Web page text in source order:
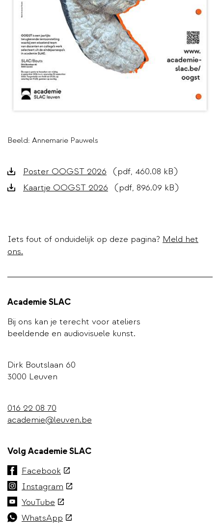
Beeld: Annemarie Pauwels
Downloads
Poster OOGST 2026
(pdf, 460.08 kB)
Kaartje OOGST 2026
(pdf, 896.09 kB)
Iets fout of onduidelijk op deze pagina? Meld het
ons.
Academie SLAC
Bij ons kan je terecht voor ateliers
beeldende en audiovisuele kunst.
Dirk Boutslaan 60
3000 Leuven
016 22 08 70
academie@leuven.be
Volg Academie SLAC
Facebook(externe
link)
Instagram (externe
link)
YouTube (externe
link)
WhatsApp (externe